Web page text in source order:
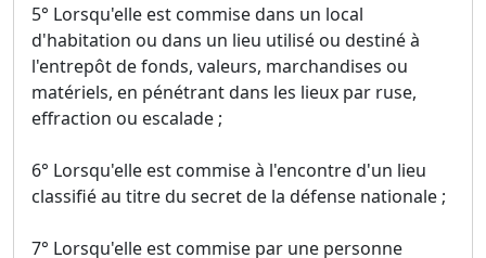
5° Lorsqu'elle est commise dans un local
d'habitation ou dans un lieu utilisé ou destiné à
l'entrepôt de fonds, valeurs, marchandises ou
matériels, en pénétrant dans les lieux par ruse,
effraction ou escalade ;
6° Lorsqu'elle est commise à l'encontre d'un lieu
classifié au titre du secret de la défense nationale ;
7° Lorsqu'elle est commise par une personne